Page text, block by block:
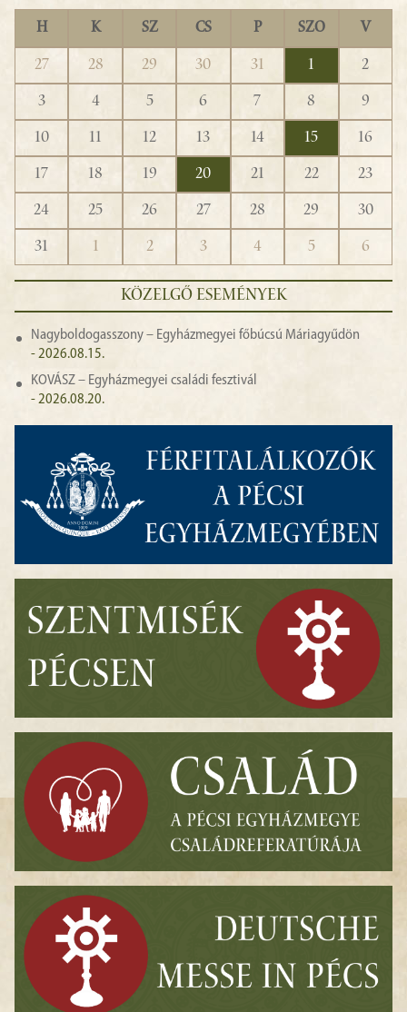
H K SZ CS P SZO V
27 28 29 30 31 1
2
3
4 5 6 7 8
9
10
11 12 13 14 15
16
17
18 19 20 21 22
23
24
25 26 27 28 29
30
31
1 2 3 4 5 6
KÖZELGŐ ESEMÉNYEK
Nagyboldogasszony – Egyházmegyei főbúcsú Máriagyűdön
- 2026.08.15.
KOVÁSZ – Egyházmegyei családi fesztivál
- 2026.08.20.